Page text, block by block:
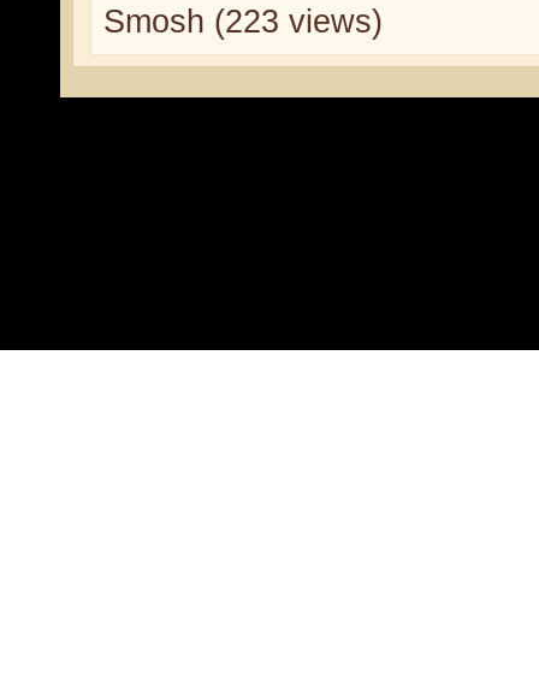
Smosh (223 views)